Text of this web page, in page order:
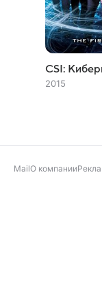
CSI:
2015
MailО компании